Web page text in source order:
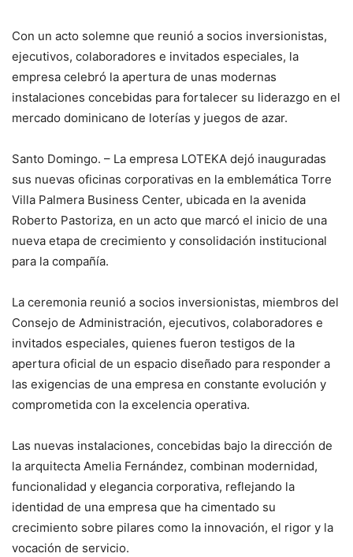
Con un acto solemne que reunió a socios inversionistas,
ejecutivos, colaboradores e invitados especiales, la
empresa celebró la apertura de unas modernas
instalaciones concebidas para fortalecer su liderazgo en el
mercado dominicano de loterías y juegos de azar.
Santo Domingo. – La empresa LOTEKA dejó inauguradas
sus nuevas oficinas corporativas en la emblemática Torre
Villa Palmera Business Center, ubicada en la avenida
Roberto Pastoriza, en un acto que marcó el inicio de una
nueva etapa de crecimiento y consolidación institucional
para la compañía.
La ceremonia reunió a socios inversionistas, miembros del
Consejo de Administración, ejecutivos, colaboradores e
invitados especiales, quienes fueron testigos de la
apertura oficial de un espacio diseñado para responder a
las exigencias de una empresa en constante evolución y
comprometida con la excelencia operativa.
Las nuevas instalaciones, concebidas bajo la dirección de
la arquitecta Amelia Fernández, combinan modernidad,
funcionalidad y elegancia corporativa, reflejando la
identidad de una empresa que ha cimentado su
crecimiento sobre pilares como la innovación, el rigor y la
vocación de servicio.